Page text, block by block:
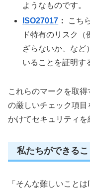
ようなものです。
ISO27017 ：
こち
ド特有のリスク
ざらないか、など
いることを証明す
これらのマークを取
の厳しいチェック項
かけてセキュリティを
私たちができるこ
「そんな難しいこと